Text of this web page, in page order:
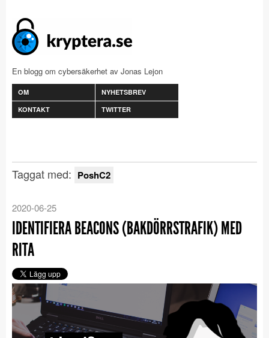
En blogg om cybersäkerhet av Jonas Lejon
OM
NYHETSBREV
KONTAKT
TWITTER
Taggat med: PoshC2
2020-06-25
IDENTIFIERA BEACONS (BAKDÖRRSTRAFIK) MED
RITA